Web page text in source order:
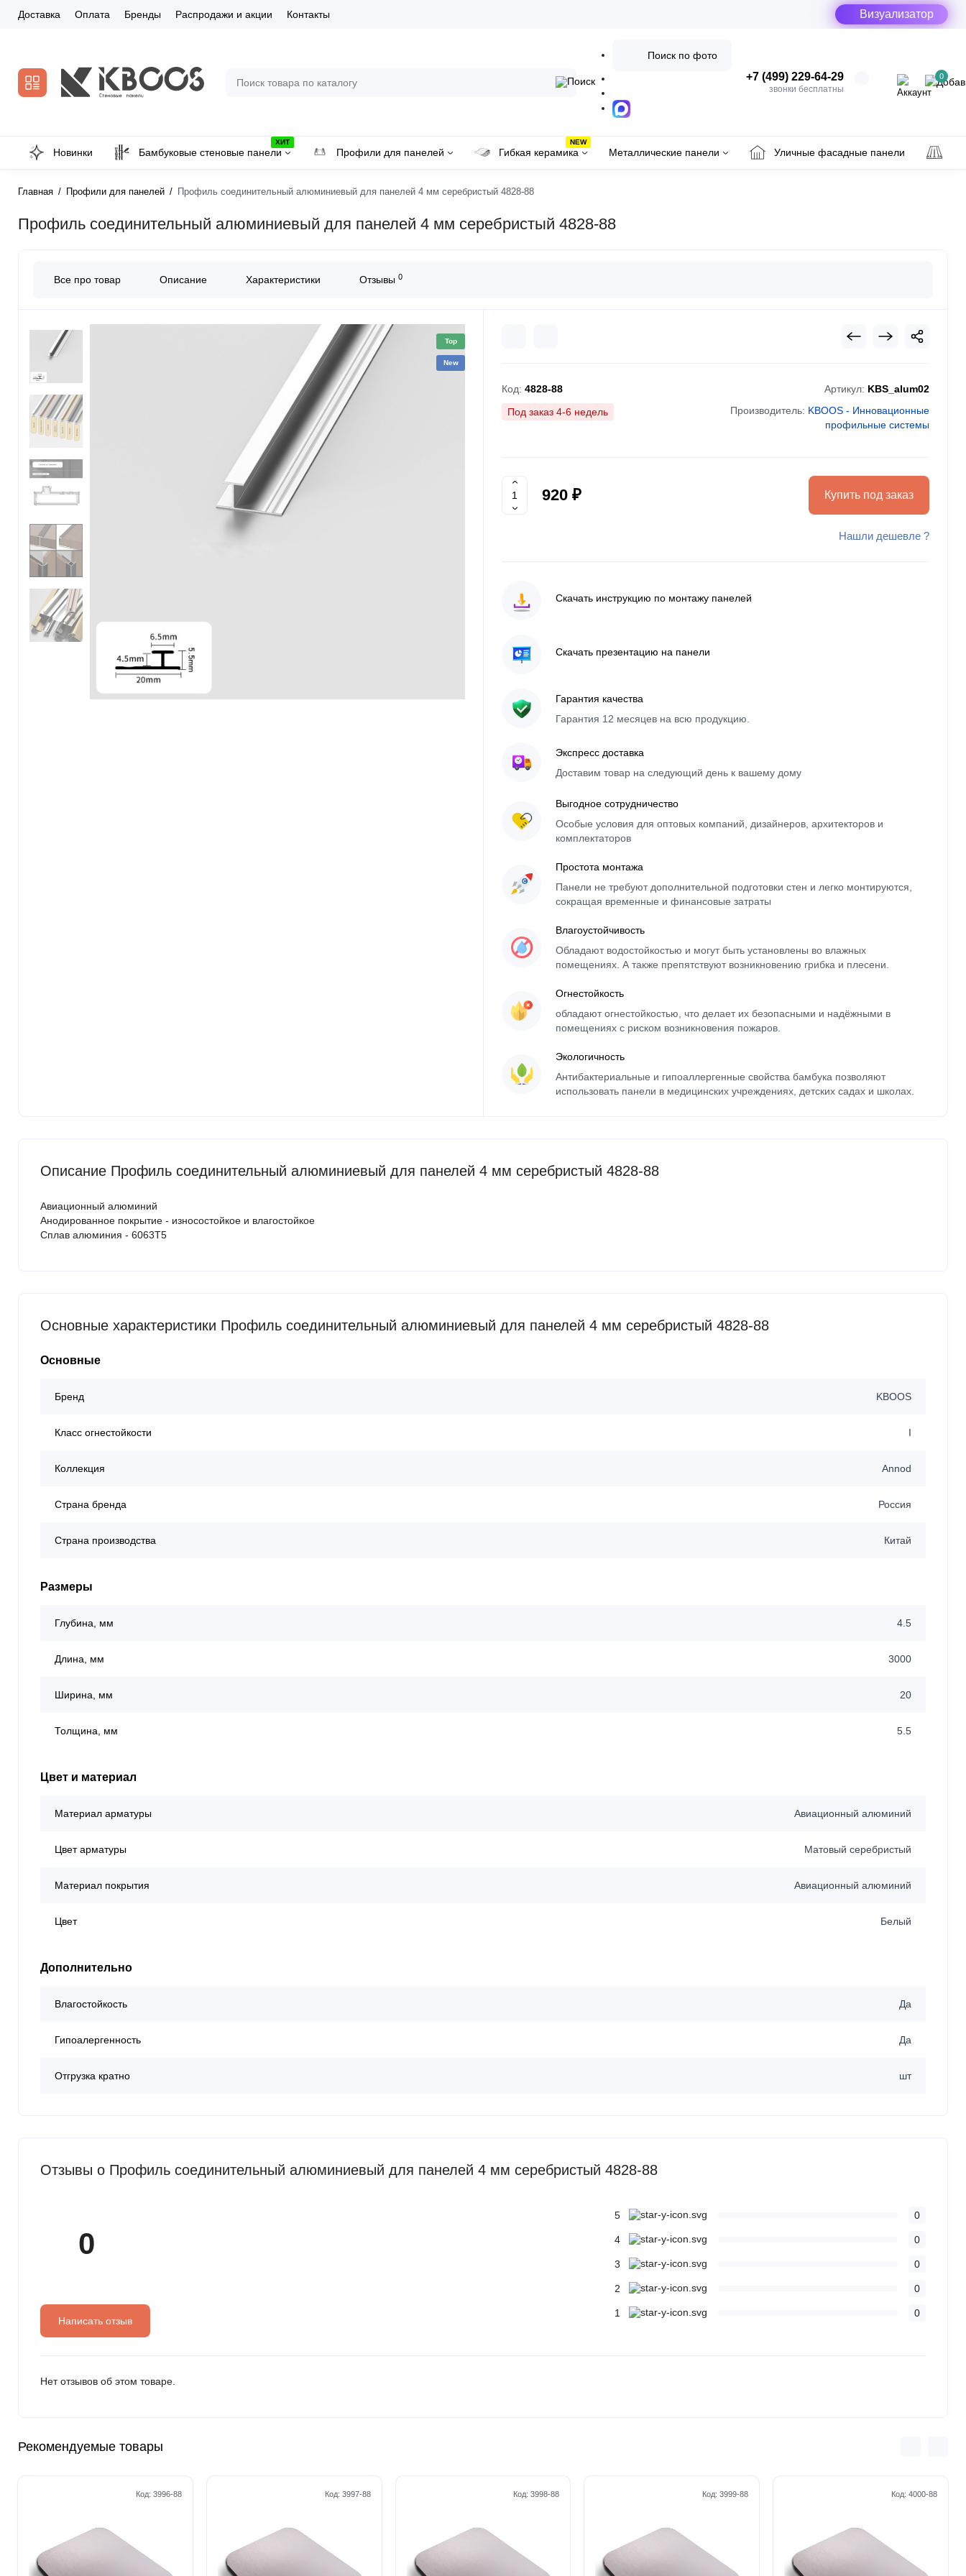
Визуализатор
Доставка Оплата Бренды Распродажи и акции Контакты
+7 (499) 229-64-29
звонки бесплатны
0
Поиск по фото
Новинки
ХИТ
Бамбуковые стеновые панели Профили для панелей
NEW
Гибкая керамика Металлические панели Уличные фасадные панели
Главная Профили для панелей Профиль соединительный алюминиевый для панелей 4 мм серебристый 4828-88
Профиль соединительный алюминиевый для панелей 4 мм серебристый 4828-88
Все про товар Описание Характеристики Отзывы 0
Top
New
Код: 4828-88 Артикул: KBS_alum02
Производитель: KBOOS - Инновационные
профильные системы
Под заказ 4-6 недель
920 ₽ Купить под заказ
Нашли дешевле ?
Скачать инструкцию по монтажу панелей
Скачать презентацию на панели
Гарантия качества
Гарантия 12 месяцев на всю продукцию.
Экспресс доставка
Доставим товар на следующий день к вашему дому
Выгодное сотрудничество
Особые условия для оптовых компаний, дизайнеров, архитекторов и
комплектаторов
Простота монтажа
Панели не требуют дополнительной подготовки стен и легко монтируются,
сокращая временные и финансовые затраты
Влагоустойчивость
Обладают водостойкостью и могут быть установлены во влажных
помещениях. А также препятствуют возникновению грибка и плесени.
Огнестойкость
обладают огнестойкостью, что делает их безопасными и надёжными в
помещениях с риском возникновения пожаров.
Экологичность
Антибактериальные и гипоаллергенные свойства бамбука позволяют
использовать панели в медицинских учреждениях, детских садах и школах.
Описание Профиль соединительный алюминиевый для панелей 4 мм серебристый 4828-88
Авиационный алюминий
Анодированное покрытие - износостойкое и влагостойкое
Сплав алюминия - 6063Т5
Основные характеристики Профиль соединительный алюминиевый для панелей 4 мм серебристый 4828-88
Основные
Бренд KBOOS
Класс огнестойкости I
Коллекция Annod
Страна бренда Россия
Страна производства Китай
Размеры
Глубина, мм 4.5
Длина, мм 3000
Ширина, мм 20
Толщина, мм 5.5
Цвет и материал
Материал арматуры Авиационный алюминий
Цвет арматуры Матовый серебристый
Материал покрытия Авиационный алюминий
Цвет Белый
Дополнительно
Влагостойкость Да
Гипоалергенность Да
Отгрузка кратно шт
Отзывы о Профиль соединительный алюминиевый для панелей 4 мм серебристый 4828-88
0
Написать отзыв
5 0
4 0
3 0
2 0
1 0
Нет отзывов об этом товаре.
Рекомендуемые товары
Код: 3996-88 Код: 3997-88 Код:3998-88 Код:3999-88 Код: 4000-88